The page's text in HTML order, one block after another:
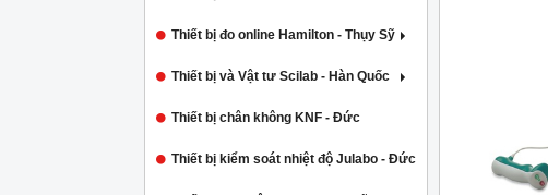
Thiết bị đo online Hamilton - Thụy Sỹ
Thiết bị và Vật tư Scilab - Hàn Quốc
Thiết bị chân không KNF - Đức
Thiết bị kiểm soát nhiệt độ Julabo - Đức